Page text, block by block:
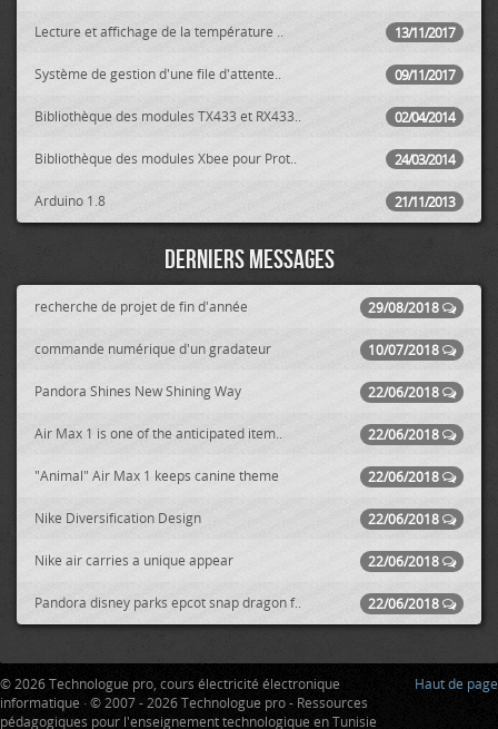
13/11/2017
Lecture et affichage de la température ..
09/11/2017
Système de gestion d'une file d'attente..
02/04/2014
Bibliothèque des modules TX433 et RX433..
24/03/2014
Bibliothèque des modules Xbee pour Prot..
21/11/2013
Arduino 1.8
Derniers messages
29/08/2018
recherche de projet de fin d'année
10/07/2018
commande numérique d'un gradateur
22/06/2018
Pandora Shines New Shining Way
22/06/2018
Air Max 1 is one of the anticipated item..
22/06/2018
"Animal" Air Max 1 keeps canine theme
22/06/2018
Nike Diversification Design
22/06/2018
Nike air carries a unique appear
22/06/2018
Pandora disney parks epcot snap dragon f..
Haut de page
© 2026 Technologue pro, cours électricité électronique
informatique · © 2007 - 2026 Technologue pro - Ressources
pédagogiques pour l'enseignement technologique en Tunisie